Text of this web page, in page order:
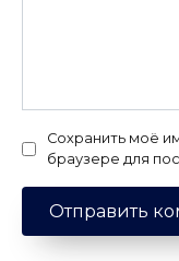
Сохранить моё
браузере для